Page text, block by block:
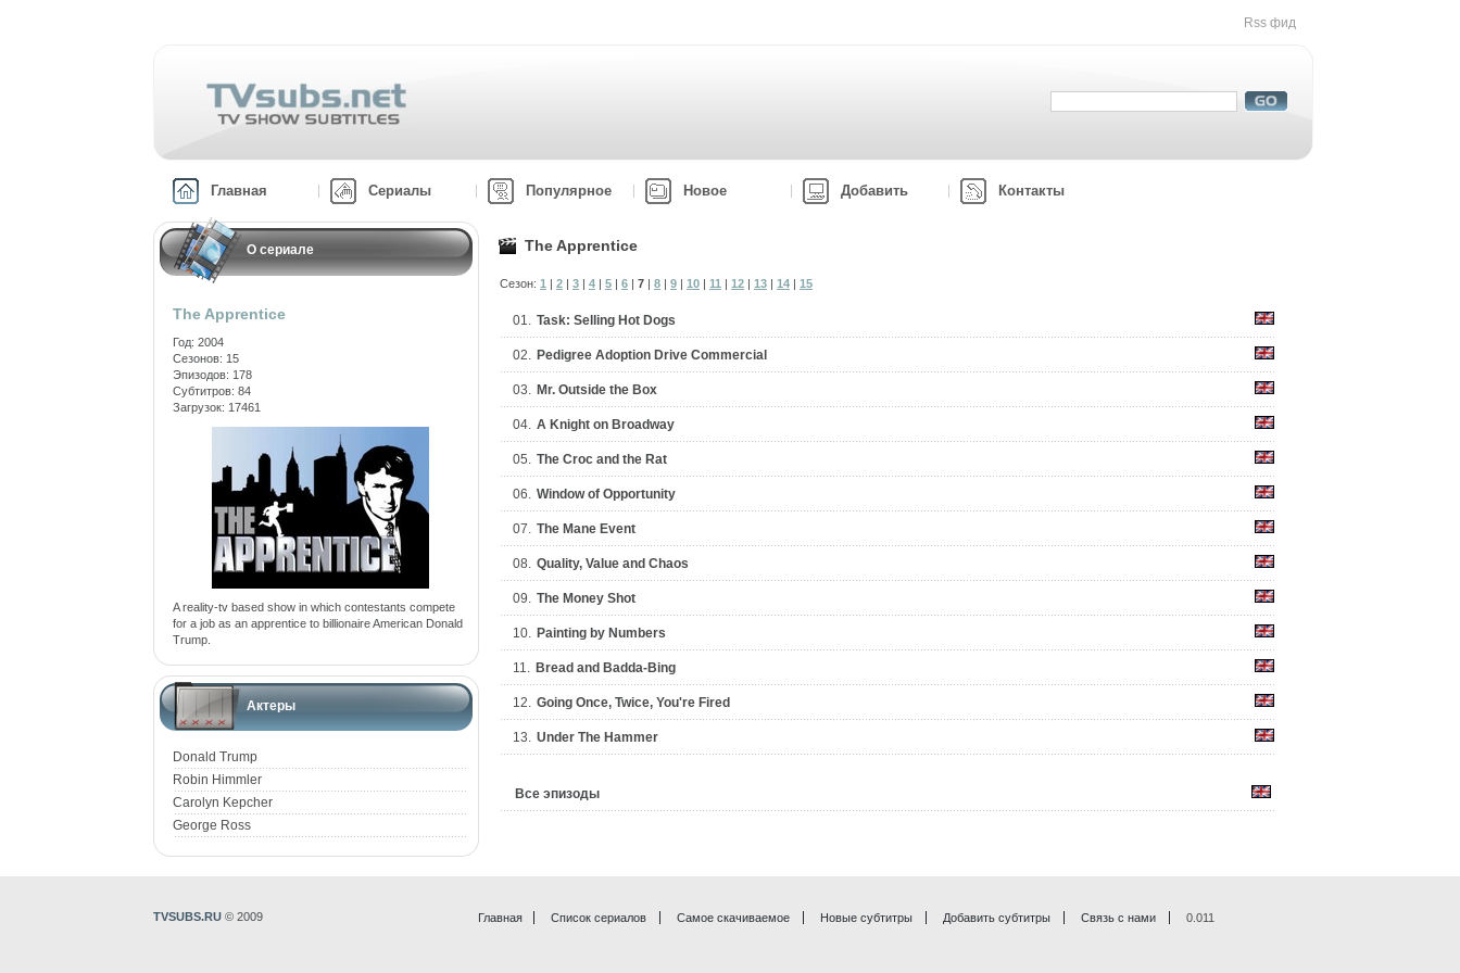
Rss фид
Главная Сериалы Популярное Новое Добавить Контакты
О сериале
The Apprentice
Год: 2004
Сезонов: 15
Эпизодов: 178
Субтитров: 84
Загрузок: 17461
A reality-tv based show in which contestants compete
for a job as an apprentice to billionaire American Donald
Trump.
Актеры
Donald Trump
Robin Himmler
Carolyn Kepcher
George Ross
The Apprentice
Сезон: 1 | 2 | 3 | 4 | 5 | 6 | 7 | 8 | 9 | 10 | 11 | 12 | 13 | 14 | 15
01. Task: Selling Hot Dogs
02. Pedigree Adoption Drive Commercial
03. Mr. Outside the Box
04. A Knight on Broadway
05. The Croc and the Rat
06. Window of Opportunity
07. The Mane Event
08. Quality, Value and Chaos
09. The Money Shot
10. Painting by Numbers
11. Bread and Badda-Bing
12. Going Once, Twice, You're Fired
13. Under The Hammer
Все эпизоды
Главная Список сериалов Самое скачиваемое Новые субтитры Добавить субтитры Связь с нами 0.011
TVSUBS.RU © 2009